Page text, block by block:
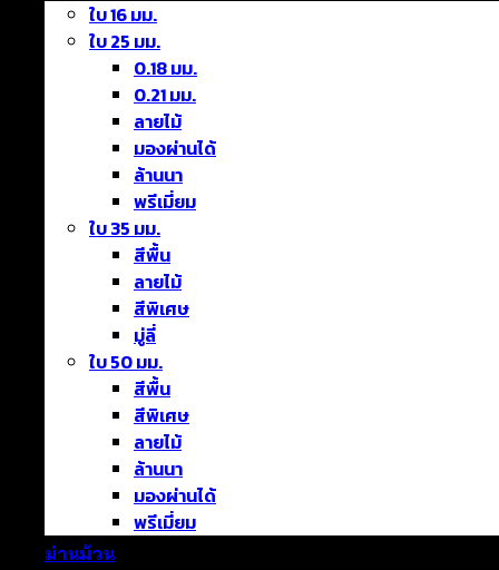
ใบ 16 มม.
ใบ 25 มม.
0.18 มม.
0.21 มม.
ลายไม้
มองผ่านได้
ล้านนา
พรีเมี่ยม
ใบ 35 มม.
สีพื้น
ลายไม้
สีพิเศษ
มู่ลี่
ใบ 50 มม.
สีพื้น
สีพิเศษ
ลายไม้
ล้านนา
มองผ่านได้
พรีเมี่ยม
ม่านม้วน